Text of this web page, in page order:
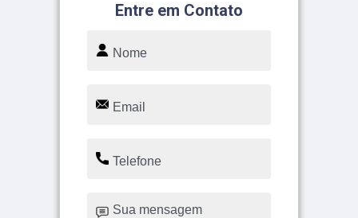
Entre em Contato